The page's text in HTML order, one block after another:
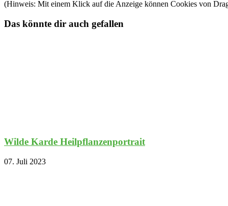
(Hinweis: Mit einem Klick auf die Anzeige können Cookies von
Das könnte dir auch gefallen
Wilde Karde Heilpflanzenportrait
07. Juli 2023